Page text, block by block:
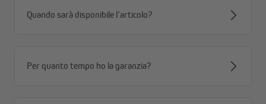
Quando sarà disponibile l’articolo?
Per quanto tempo ho la garanzia?